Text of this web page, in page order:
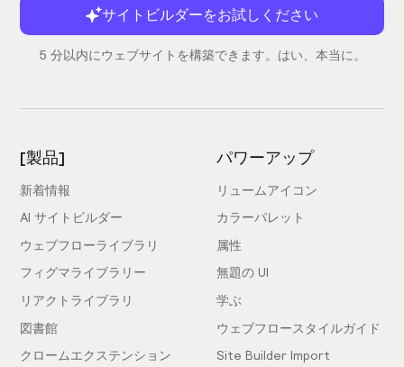
サイトビルダーをお試しください
5 分以内にウェブサイトを構築できます。はい、本当に。
[製品]
新着情報
AI サイトビルダー
ウェブフローライブラリ
フィグマライブラリー
リアクトライブラリ
図書館
クロームエクステンション
パワーアップ
リュームアイコン
カラーパレット
属性
無題の UI
学ぶ
ウェブフロースタイルガイド
Site Builder Import